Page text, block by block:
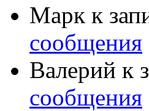
Марк к
сообщения
Валерий к
сообщения